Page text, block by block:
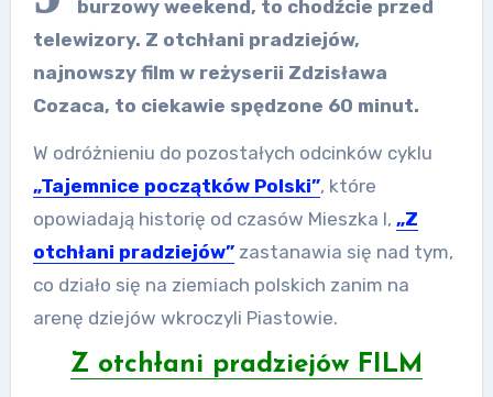
burzowy weekend, to chodźcie przed
telewizory. Z otchłani pradziejów,
najnowszy film w reżyserii Zdzisława
Cozaca, to ciekawie spędzone 60 minut.
W odróżnieniu do pozostałych odcinków cyklu
„Tajemnice początków Polski”, które
opowiadają historię od czasów Mieszka I, „Z
otchłani pradziejów” zastanawia się nad tym,
co działo się na ziemiach polskich zanim na
arenę dziejów wkroczyli Piastowie.
Z otchłani pradziejów FILM